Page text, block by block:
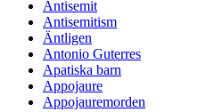
Antisemit
Antisemitism
Äntligen
Antonio Guterres
Apatiska barn
Appojaure
Appojauremorden